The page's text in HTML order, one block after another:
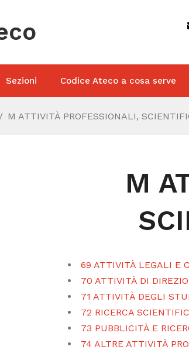
Sezioni Codice Ateco a cosa serve
M ATTIVITÀ PROFESSIONALI,
M
69 ATTIVITÀ LEGALI E
70 ATTIVITÀ DI
71 ATTIVITÀ DEGLI
72 RICERCA
73 PUBBLICITÀ E
74 ALTRE ATTIVITÀ